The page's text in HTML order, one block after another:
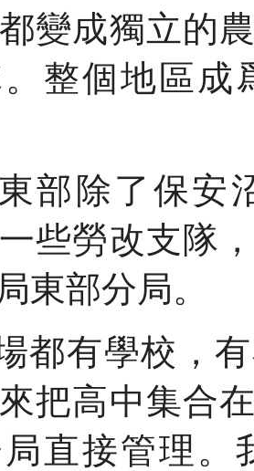
變成獨立的
整個地區成
部除了保安
些勞改支隊
東部分局。
都有學校，
把高中集合
直接管理。